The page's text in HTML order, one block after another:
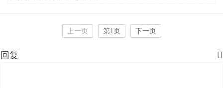
上一页 第1页 下一页

回复